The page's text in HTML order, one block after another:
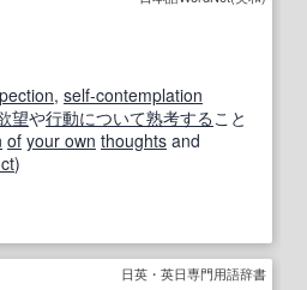
, self-contemplation
望や行動について熟考すること
of your own thoughts and
)
日英・英日専門用語辞書